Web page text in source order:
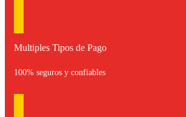
Multiples Tipos de Pago
100% seguros y confiables